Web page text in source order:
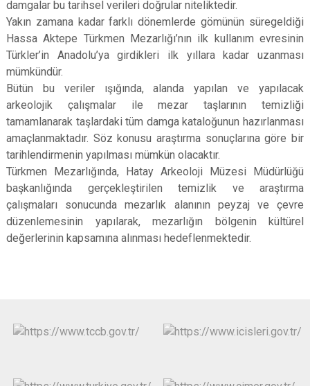
damgalar bu tarihsel verileri doğrular niteliktedir.
Yakın zamana kadar farklı dönemlerde gömünün süregeldiği
Hassa Aktepe Türkmen Mezarlığı’nın ilk kullanım evresinin
Türkler’in Anadolu’ya girdikleri ilk yıllara kadar uzanması
mümkündür.
Bütün bu veriler ışığında, alanda yapılan ve yapılacak
arkeolojik çalışmalar ile mezar taşlarının temizliği
tamamlanarak taşlardaki tüm damga kataloğunun hazırlanması
amaçlanmaktadır. Söz konusu araştırma sonuçlarına göre bir
tarihlendirmenin yapılması mümkün olacaktır.
Türkmen Mezarlığında, Hatay Arkeoloji Müzesi Müdürlüğü
başkanlığında gerçekleştirilen temizlik ve araştırma
çalışmaları sonucunda mezarlık alanının peyzaj ve çevre
düzenlemesinin yapılarak, mezarlığın bölgenin kültürel
değerlerinin kapsamına alınması hedeflenmektedir.